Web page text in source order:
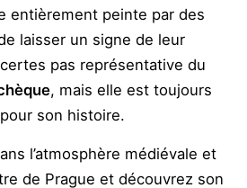
entièrement peinte par des
laisser un signe de leur
pas représentative du
, mais elle est toujours
son histoire.
l’atmosphère médiévale et
de Prague et découvrez son